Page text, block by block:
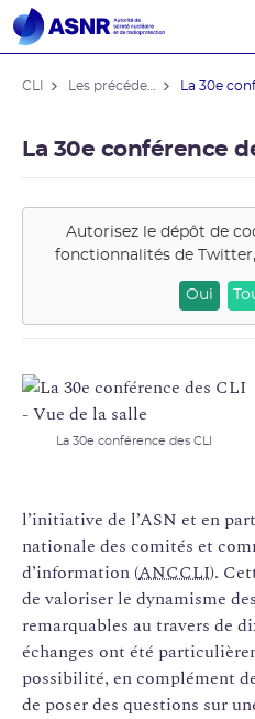
CLI La 30e
La 30e conférence
Autorisez le dépôt de
fonctionnalités de
Oui
La 30e conférence des CLI
l’initiative de l’ASN et en
nationale des comités et
d’information (ANCCLI).
de valoriser le dynamisme des
remarquables au travers de
échanges ont été
possibilité, en complément
de poser des questions sur